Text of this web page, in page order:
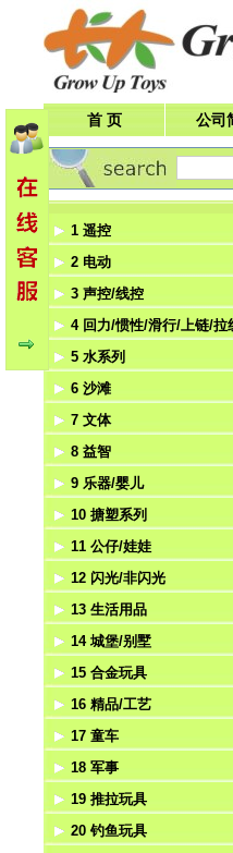
首 页 公司
1 遥控
遥控车
遥控飞机
遥控船
遥控飞碟
遥控机器人
2 电动
电动飞机
电动船
电动机器人
电动车
3 声控/线控
声控
线控
4 回力/惯性/滑行/上链/拉
回力
惯性
滑行
上链
拉线
压力
挺力
5 水系列
水枪
水机
泡泡玩具
6 沙滩
沙滩7 文体
体育
文具
游戏
弹射
匙扣吊饰
风扇
赌具
风筝/气球
风车
相机
帐篷
望远镜
游泳镜
8 益智
积木
拼图魔方
学习机
棋类
自装
魔术玩具
迷宫
其它益智
9 乐器/婴儿
乐器
婴儿
手拍
哨子
10 搪塑系列
搪塑系列
11 公仔/娃娃
不倒翁
毛绒玩具
公仔
太阳能公仔
12 闪光/非闪光
陀螺
悠悠球
闪光棒/魔术棒
闪光刀剑
电动枪/八音枪
夜光系列
火石枪/打鼓枪
13 生活用品
医具
工具
餐具/厨具
家具
茶具
水果套
化妆品
14 城堡/别墅
城堡
别墅
游乐园
狂野大战系列
十字军系列
动物乐园系列
15 合金玩具
合金回力
合金惯性
合金滑行
合金电动
合金遥控
16 精品/工艺
相架/相框
时钟
台灯
手表
17 童车
电动童车
遥控童车
脚踏车
18 军事
工程套
武器/刀剑
19 推拉玩具
推拉玩具
20 钓鱼玩具